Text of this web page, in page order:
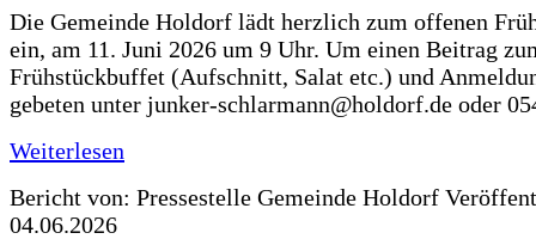
Die Gemeinde Holdorf lädt herzlich zum offenen
ein, am 11. Juni 2026 um 9 Uhr. Um einen Beitrag
Frühstückbuffet (Aufschnitt, Salat etc.) und
gebeten unter junker-schlarmann@holdorf.de oder
Weiterlesen
Bericht von: Pressestelle Gemeinde Holdorf
04.06.2026